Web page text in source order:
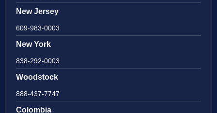
New Jersey
609-983-0003
New York
838-292-0003
Woodstock
888-437-7747
Colombia